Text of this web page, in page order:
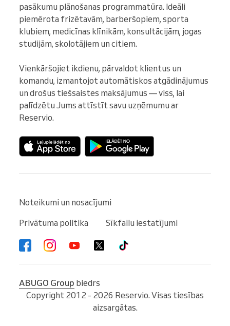
pasākumu plānošanas programmatūra. Ideāli
piemērota frizētavām, barberšopiem, sporta
klubiem, medicīnas klīnikām, konsultācijām, jogas
studijām, skolotājiem un citiem.
Vienkāršojiet ikdienu, pārvaldot klientus un
komandu, izmantojot automātiskos atgādinājumus
un drošus tiešsaistes maksājumus — viss, lai
palīdzētu Jums attīstīt savu uzņēmumu ar
Reservio.
Noteikumi un nosacījumi
Privātuma politika
Sīkfailu iestatījumi
ABUGO Group biedrs
Copyright 2012 - 2026 Reservio. Visas tiesības
aizsargātas.